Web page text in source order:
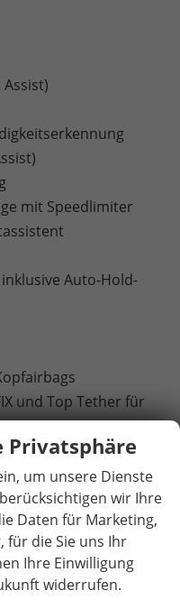
mit Speedlimiter
Auto-Hold-
und Top Tether für
inklusive
anklappbare
Privatsphäre
um unsere Dienste
wir Ihre
Daten für Marketing,
für die Sie uns Ihr
Ihre Einwilligung
widerrufen.